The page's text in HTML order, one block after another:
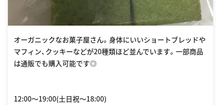
オーガニックなお菓子屋さん。身体にいいショートブレッドや
マフィン、クッキーなどが20種類ほど並んでいます。一部商品
は通販でも購入可能です◎
12:00〜19:00(土日祝〜18:00)